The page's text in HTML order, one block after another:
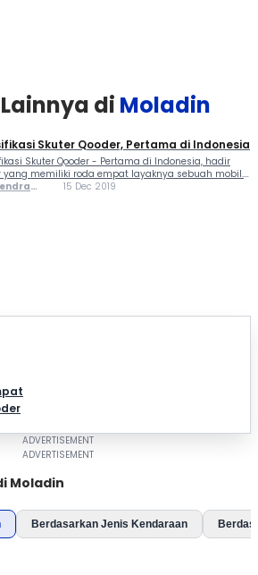
di Moladin
Skuter Qooder, Pertama di Indonesia
Skuter Qooder - Pertama di Indonesia, hadir
yang memiliki roda empat layaknya sebuah mobil.
memiliki sejumlah keistimewan dan keunggulan,
15 Dec 2019
Moladin
Berdasarkan Jenis Kendaraan